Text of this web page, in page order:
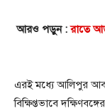
আরও পড়ুন :রাতে
এরই মধ্যে আলিপুর
বিক্ষিপ্তভাবে